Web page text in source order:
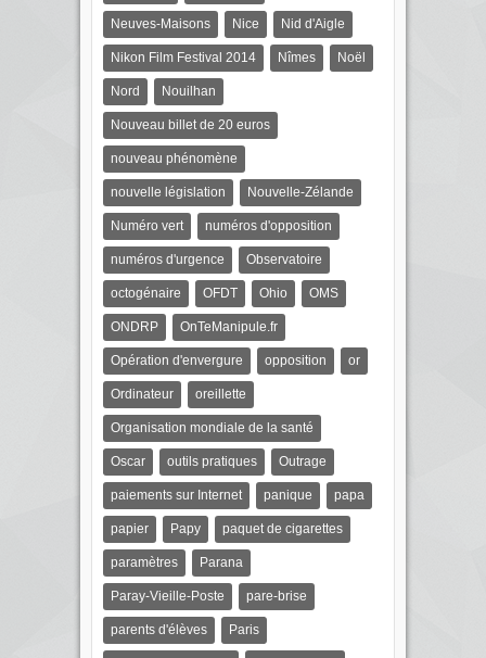
Neuves-Maisons Nice Nid d'Aigle
Nikon Film Festival 2014 Nîmes Noël
Nord Nouilhan
Nouveau billet de 20 euros
nouveau phénomène
nouvelle législation Nouvelle-Zélande
Numéro vert numéros d'opposition
numéros d'urgence Observatoire
octogénaire OFDT Ohio OMS
ONDRP OnTeManipule.fr
Opération d'envergure opposition or
Ordinateur oreillette
Organisation mondiale de la santé
Oscar outils pratiques Outrage
paiements sur Internet panique papa
papier Papy paquet de cigarettes
paramètres Parana
Paray-Vieille-Poste pare-brise
parents d'élèves Paris